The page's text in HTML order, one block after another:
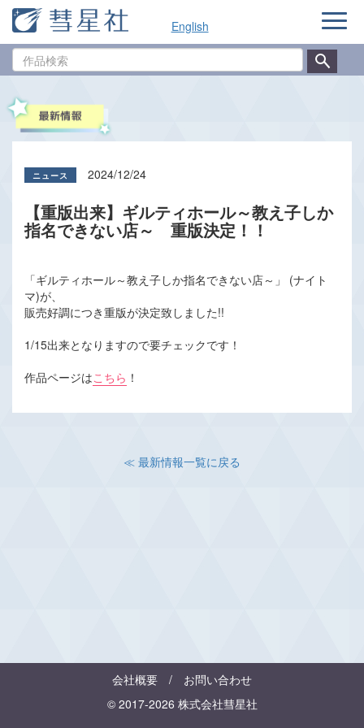
English
品
ナ
ゲ
2024/12/24
【重版出来】ギルティホール～教え子しか
指名できない店～ 重版決定！！
「ギルティホール～教え子しか指名できない店～」 (ナイト
マ)が、
販売好調につき重版が決定致しました!!
1/15出来となりますので要チェックです！
作品ページはこちら ！
≪ 最新情報一覧に戻る
会社概要 / お問い合わせ
© 2017-2026 株式会社彗星社